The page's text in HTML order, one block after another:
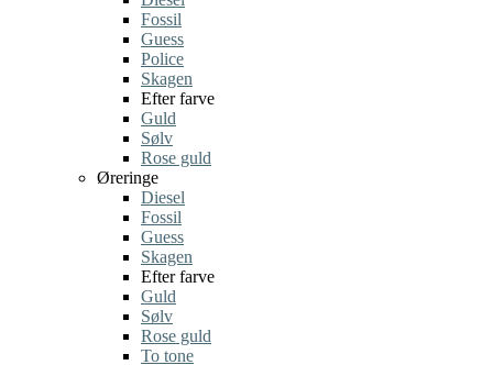
Fossil
Guess
Police
Skagen
Efter farve
Guld
Sølv
Rose guld
Øreringe
Diesel
Fossil
Guess
Skagen
Efter farve
Guld
Sølv
Rose guld
To tone